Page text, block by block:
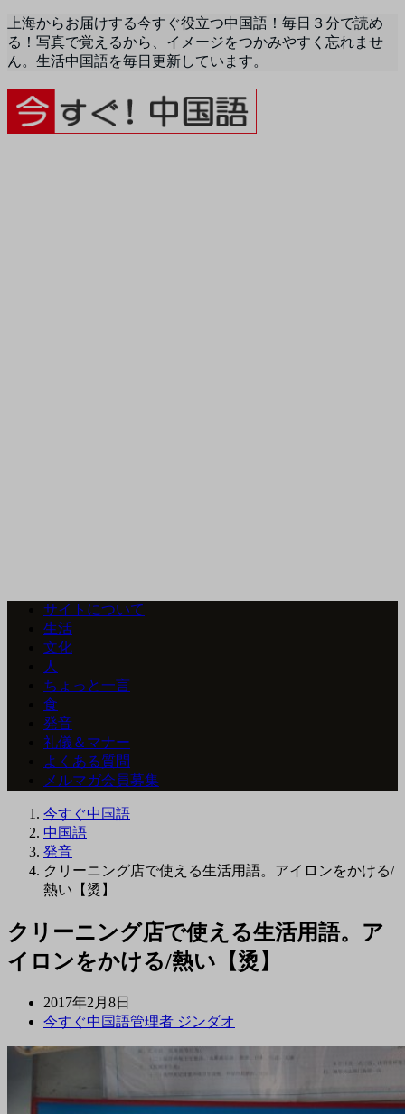
上海からお届けする今すぐ役立つ中国語！毎日３分で読め
る！写真で覚えるから、イメージをつかみやすく忘れませ
ん。生活中国語を毎日更新しています。
サイトについて
生活
文化
人
ちょっと一言
食
発音
礼儀＆マナー
よくある質問
メルマガ会員募集
今すぐ中国語
中国語
発音
クリーニング店で使える生活用語。アイロンをかける/
熱い【烫】
クリーニング店で使える生活用語。ア
イロンをかける/熱い【烫】
2017年2月8日
今すぐ中国語管理者 ジンダオ